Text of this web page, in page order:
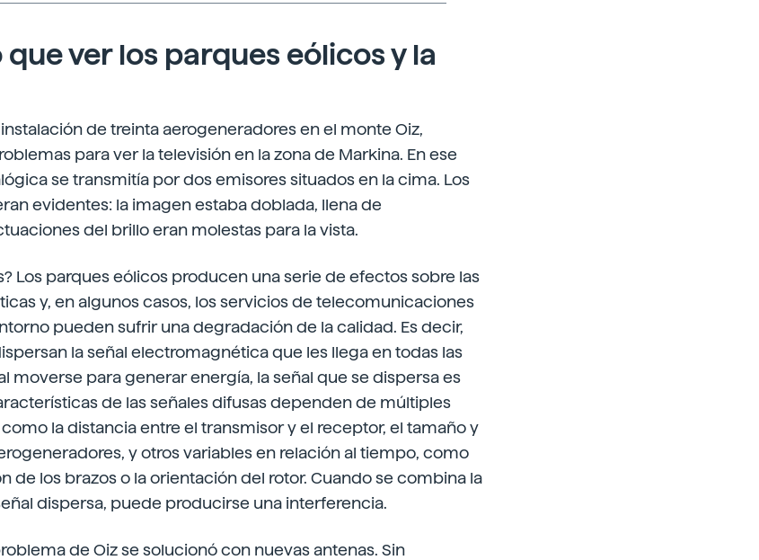
que ver los parques eólicos y la
de treinta aerogeneradores en el monte Oiz,
para ver la televisión en la zona de Markina. En ese
se transmitía por dos emisores situados en la cima. Los
evidentes: la imagen estaba doblada, llena de
del brillo eran molestas para la vista.
Los parques eólicos producen una serie de efectos sobre las
y, en algunos casos, los servicios de telecomunicaciones
pueden sufrir una degradación de la calidad. Es decir,
la señal electromagnética que les llega en todas las
moverse para generar energía, la señal que se dispersa es
de las señales difusas dependen de múltiples
la distancia entre el transmisor y el receptor, el tamaño y
y otros variables en relación al tiempo, como
de los brazos o la orientación del rotor. Cuando se combina la
dispersa, puede producirse una interferencia.
de Oiz se solucionó con nuevas antenas. Sin